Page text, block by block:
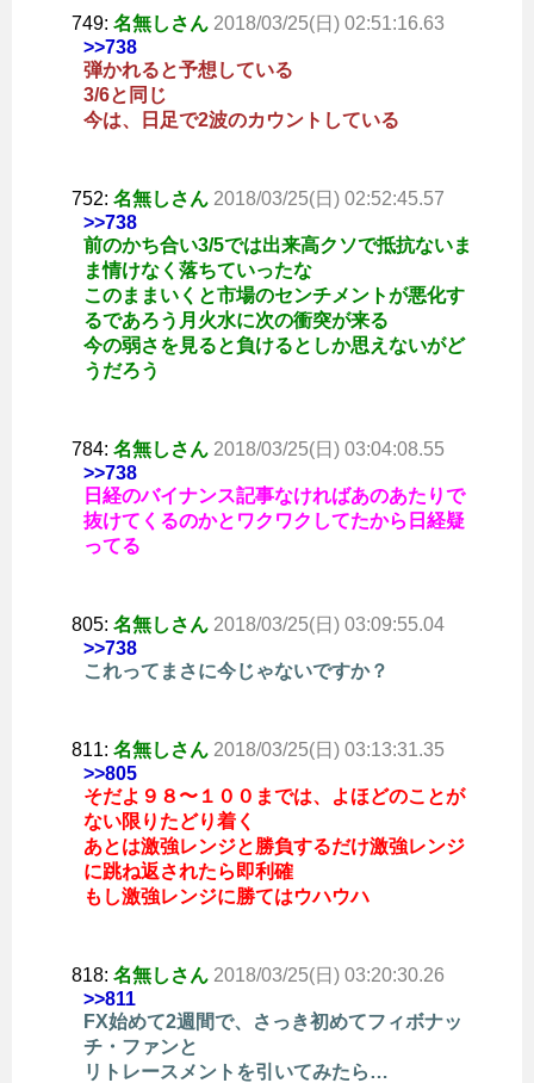
749: 名無しさん 2018/03/25(日) 02:51:16.63
>>738
弾かれると予想している
3/6と同じ
今は、日足で2波のカウントしている
752: 名無しさん 2018/03/25(日) 02:52:45.57
>>738
前のかち合い3/5では出来高クソで抵抗ないま
ま情けなく落ちていったな
このままいくと市場のセンチメントが悪化す
るであろう月火水に次の衝突が来る
今の弱さを見ると負けるとしか思えないがど
うだろう
784: 名無しさん 2018/03/25(日) 03:04:08.55
>>738
日経のバイナンス記事なければあのあたりで
抜けてくるのかとワクワクしてたから日経疑
ってる
805: 名無しさん 2018/03/25(日) 03:09:55.04
>>738
これってまさに今じゃないですか？
811: 名無しさん 2018/03/25(日) 03:13:31.35
>>805
そだよ９８〜１００までは、よほどのことが
ない限りたどり着く
あとは激強レンジと勝負するだけ激強レンジ
に跳ね返されたら即利確
もし激強レンジに勝てはウハウハ
818: 名無しさん 2018/03/25(日) 03:20:30.26
>>811
FX始めて2週間で、さっき初めてフィボナッ
チ・ファンと
リトレースメントを引いてみたら…